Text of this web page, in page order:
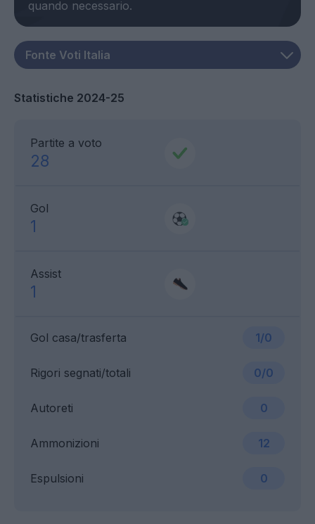
Statistiche 2024-25
Partite a voto
28
Gol
1
Assist
1
Gol casa/trasferta 1/0
Ammonizioni 12
Rigori segnati/totali 0/0
Espulsioni 0
Autoreti 0